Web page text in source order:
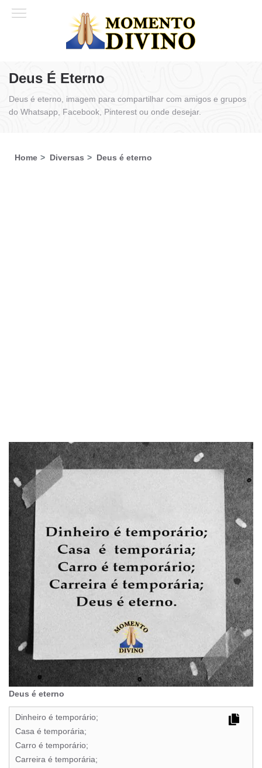
Deus É Eterno
Deus é eterno, imagem para compartilhar com amigos e grupos
do Whatsapp, Facebook, Pinterest ou onde desejar.
Home Diversas Deus é eterno
Deus é eterno
Dinheiro é temporário;
Casa é temporária;
Carro é temporário;
Carreira é temporária;